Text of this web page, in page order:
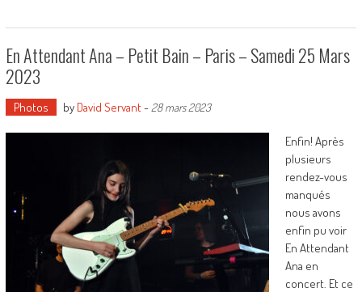
En Attendant Ana – Petit Bain – Paris – Samedi 25 Mars
2023
Photos by David Servant- 28 mars 2023
Enfin! Après
plusieurs
rendez-vous
manqués
nous avons
enfin pu voir
En Attendant
Ana en
concert. Et ce